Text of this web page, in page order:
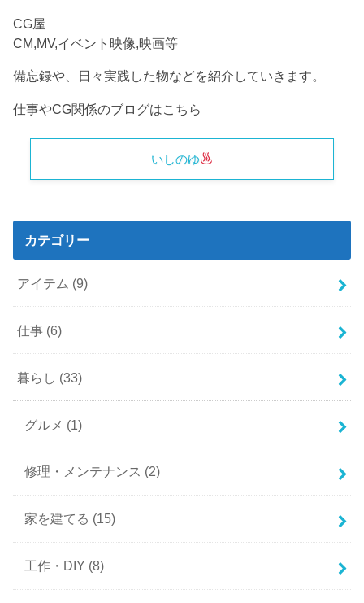
CG屋
CM,MV,イベント映像,映画等
備忘録や、日々実践した物などを紹介していきます。
仕事やCG関係のブログはこちら
いしのゆ
カテゴリー
アイテム (9)
仕事 (6)
暮らし (33)
グルメ (1)
修理・メンテナンス (2)
家を建てる (15)
工作・DIY (8)